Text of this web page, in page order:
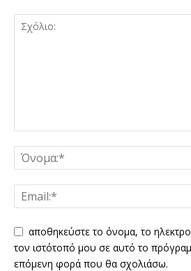
αποθηκεύστε το όνομα, το
τον ιστότοπό μου σε αυτό το
επόμενη φορά που θα σχολιάσω.